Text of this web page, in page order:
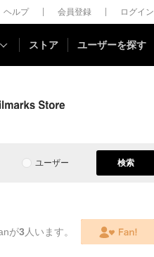
ヘルプ 会員登録 ログイン
ストア ユーザーを探す
ユーザー 検索
が3人います。